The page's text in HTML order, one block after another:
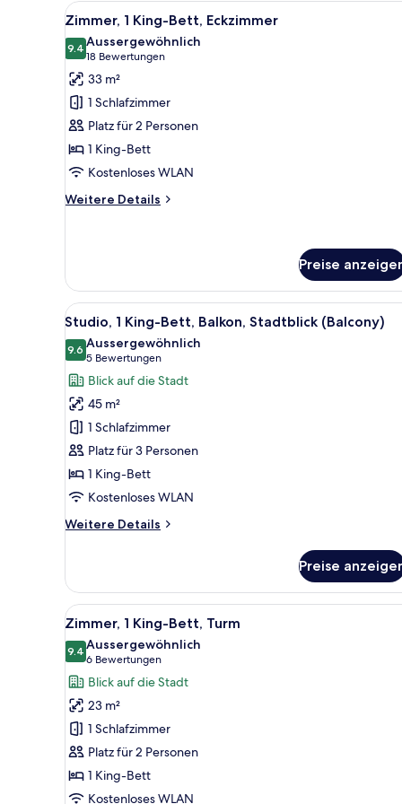
Alle
Fotos
für
Zimmer,
1 King-
Bett,
Eckzimmer
anzeigen
Ein modernes Hotelzimmer
4
Zimmer, 1 King-Bett, Eckzimmer
9.49.4 von 10
Aussergewöhnlich
18 Bewertungen
(18
Bewertungen)
33 m²
1 Schlafzimmer
Platz für 2 Personen
1 King-Bett
Kostenloses WLAN
Weitere Details
Weitere
Bett,
Eckzimmer
Preise
Alle
Fotos
für
Studio,
1 King-
Bett,
Balkon,
Stadtblick
(Balcony)
anzeigen
Ein modernes Hotelzimmer
6
Studio, 1 King-Bett, Balkon, Stadtblick (Balcony)
9.69.6 von 10
Aussergewöhnlich
5 Bewertungen
(5
Bewertungen)
Blick auf die Stadt
45 m²
1 Schlafzimmer
Platz für 3 Personen
1 King-Bett
Kostenloses WLAN
Weitere Details
Weitere
1 King-
Bett,
Balkon,
Stadtblick
(Balcony)
Preise
Alle
Fotos
für
Zimmer,
1 King-
Bett,
Turm
anzeigen
Ein Hotelzimmer mit großem
4
Zimmer, 1 King-Bett, Turm
9.49.4 von 10
Aussergewöhnlich
6 Bewertungen
(6
Bewertungen)
Blick auf die Stadt
23 m²
1 Schlafzimmer
Platz für 2 Personen
1 King-Bett
Kostenloses WLAN